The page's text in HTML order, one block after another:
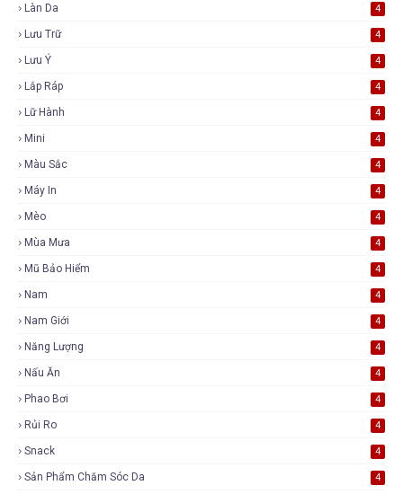
Làn Da 4
Lưu Trữ 4
Lưu Ý 4
Lắp Ráp 4
Lữ Hành 4
Mini 4
Màu Sắc 4
Máy In 4
Mèo 4
Mùa Mưa 4
Mũ Bảo Hiểm 4
Nam 4
Nam Giới 4
Năng Lượng 4
Nấu Ăn 4
Phao Bơi 4
Rủi Ro 4
Snack 4
Sản Phẩm Chăm Sóc Da 4